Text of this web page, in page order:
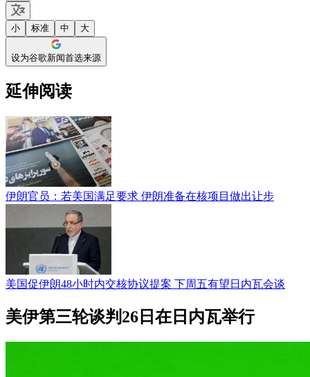
小 标准 中 大
设为谷歌新闻首选来源
延伸阅读
伊朗官员：若美国满足要求 伊朗准备在核项目做出让步
美国促伊朗48小时内交核协议提案 下周五有望日内瓦会谈
美伊第三轮谈判26日在日内瓦举行